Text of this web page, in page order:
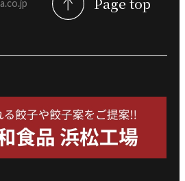
尊重
バシーを尊重し、当社
停止を求められた時に
間、妥当な範囲内でこ